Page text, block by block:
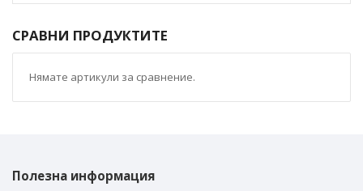
СРАВНИ ПРОДУКТИТЕ
Нямате артикули за сравнение.
Полезна информация